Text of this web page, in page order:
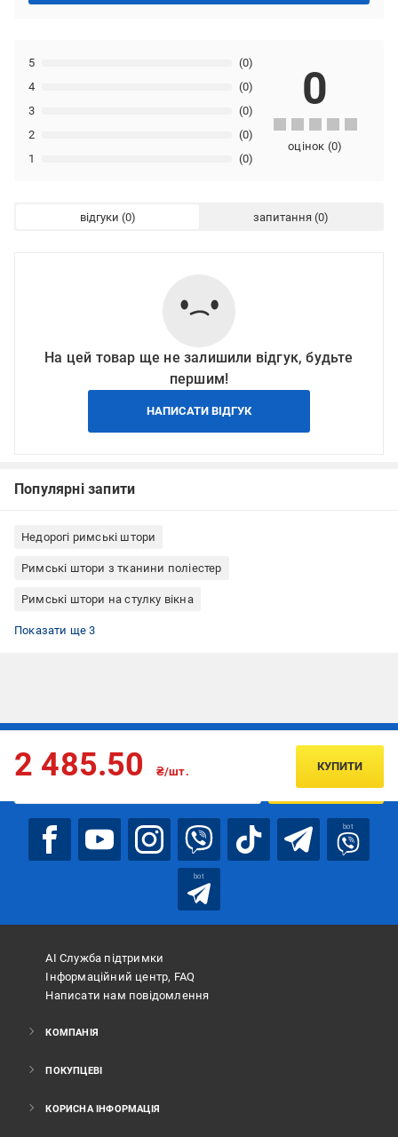
1 (0)
2 (0)
3 (0)
4 (0)
5 (0)
0
оцінок (0)
відгуки запитання
На цей товар ще не залишили відгук, будьте
першим!
НАПИСАТИ ВІДГУК
Популярні запити
Недорогі римські штори
Римські штори з тканини поліестер
Римські штори на стулку вікна
Римські штори кріплення до стелі
Римські штори кріплення до стіни
Римські штори Rollotex
Показати ще 3
2 485.50 ₴/шт. КУПИТИ
Підписуйтесь, щоб дізнаватись першим про акції та пропозиції
ПІДПИСАТИСЯ
bot
bot
АІ Служба підтримки
Інформаційний центр, FAQ
Написати нам повідомлення
КОМПАНІЯ
ПОКУПЦЕВІ
КОРИСНА ІНФОРМАЦІЯ